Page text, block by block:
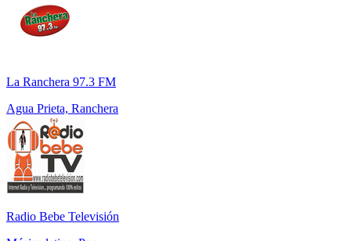
La Ranchera 97.3 FM
Agua Prieta, Ranchera
Radio Bebe Televisión